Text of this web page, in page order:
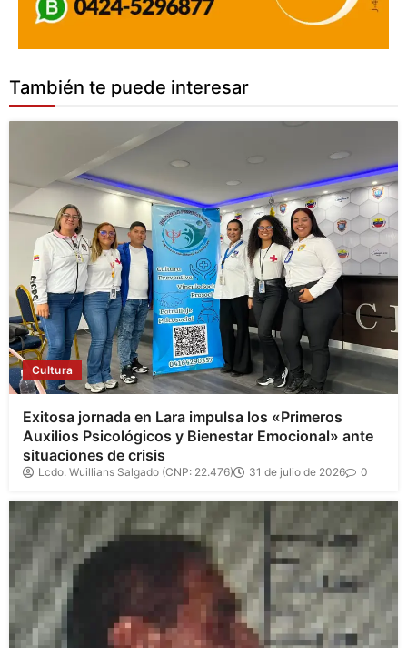
También te puede interesar
Cultura
Exitosa jornada en Lara impulsa los «Primeros
Auxilios Psicológicos y Bienestar Emocional» ante
situaciones de crisis
Lcdo. Wuillians Salgado (CNP: 22.476) 31 de julio de 2026 0